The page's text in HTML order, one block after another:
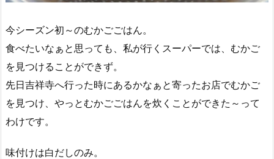
今シーズン初～のむかごごはん。
食べたいなぁと思っても、私が行くスーパーでは、むかご
を見つけることができず。
先日吉祥寺へ行った時にあるかなぁと寄ったお店でむかご
を見つけ、やっとむかごごはんを炊くことができた～って
わけです。
味付けは白だしのみ。